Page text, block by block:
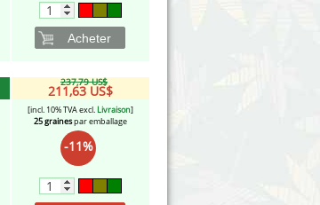
Acheter
237,79 US$
211,63 US$
[incl. 10% TVA excl. Livraison]
25 grainespar emballage
-11%